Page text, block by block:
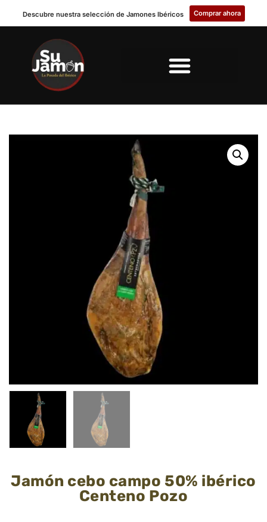
Descubre nuestra selección de Jamones Ibéricos Comprar ahora
Jamón cebo campo 50% ibérico
Centeno Pozo